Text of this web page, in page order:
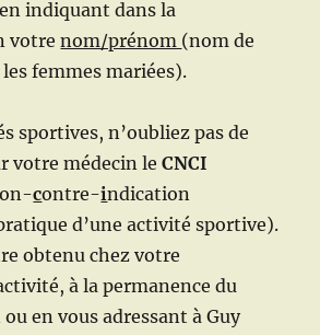
indiquant dans la
votrenom/prénom (nom de
femmes mariées).
sportives, n’oubliez pas de
votre médecin leCNCI
on-contre-indication
d’une activité sportive).
obtenu chez votre
à la permanence du
en vous adressant à Guy